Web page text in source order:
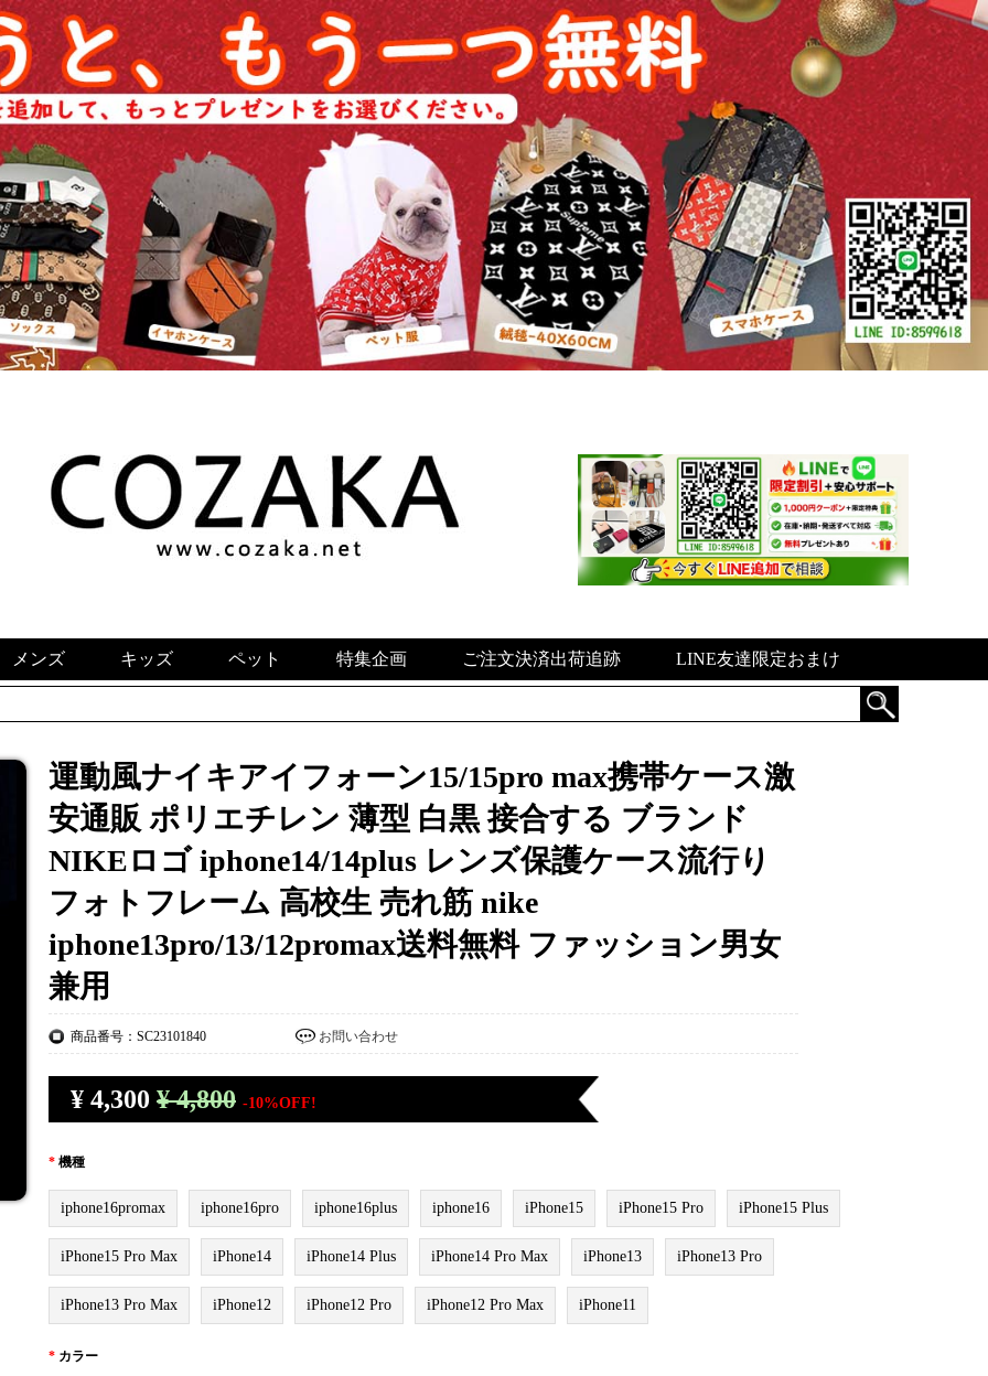
メンズ キッズ ペット 特集企画 ご注文決済出荷追跡 LINE友達限定おまけ
運動風ナイキアイフォーン15/15pro max携帯ケース激
安通販 ポリエチレン 薄型 白黒 接合する ブランド
NIKEロゴ iphone14/14plus レンズ保護ケース流行り
フォトフレーム 高校生 売れ筋 nike
iphone13pro/13/12promax送料無料 ファッション男女
兼用
商品番号：SC23101840 お問い合わせ
¥ 4,300 ¥ 4,800 -10%OFF!
* 機種
iphone16promax iphone16pro iphone16plus iphone16 iPhone15 iPhone15 Pro iPhone15 Plus
iPhone15 Pro Max iPhone14 iPhone14 Plus iPhone14 Pro Max iPhone13 iPhone13 Pro
iPhone13 Pro Max iPhone12 iPhone12 Pro iPhone12 Pro Max iPhone11
* カラー